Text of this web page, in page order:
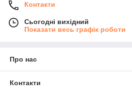
Контакти
Сьогодні вихідний
Показати весь графік роботи
Про нас
Контакти